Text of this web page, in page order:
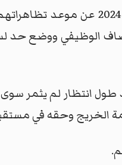
الوظيفي ووضع
طول انتظار لم يثمر
الخريج وحقه في